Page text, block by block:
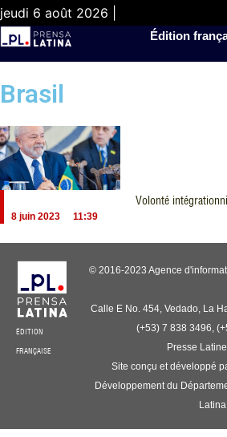
jeudi 6 août 2026 |
Édition
Brasil
Volonté
8 juin 2023 11:39
ÉDITION
FRANÇAISE
© 2016-2023 Agence
Calle E No. 454, Vedado, La
(+53) 7 838 3496,
Presse
Site conçu et développé
Développement du